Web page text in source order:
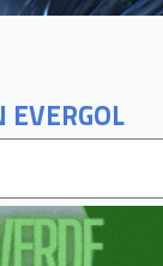
EVERGOL